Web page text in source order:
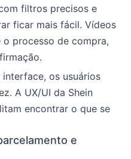
filtros precisos e
ficar mais fácil. Vídeos
o processo de compra,
interface, os usuários
A UX/UI da Shein
encontrar o que se
e